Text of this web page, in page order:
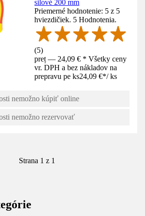
silové 200 mm
Priemerné hodnotenie: 5 z 5
hviezdičiek. 5 Hodnotenia.
(5)
preț — 24,09 € * Všetky ceny
vr. DPH a bez nákladov na
prepravu pe ks24,09 €*/ ks
nemožno kúpiť online
nemožno rezervovať
Strana 1 z 1